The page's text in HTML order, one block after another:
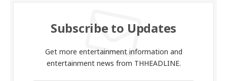
Subscribe to Updates
Get more entertainment information and
entertainment news from THHEADLINE.